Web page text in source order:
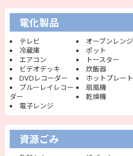
電化製品
テレビ
冷蔵庫
エアコン
ビデオデッキ
DVDレコーダー
ブルーレイレコー
ダー
電子レンジ
オーブンレンジ
ポット
トースター
炊飯器
ホットプレート
扇風機
乾燥機
資源ごみ